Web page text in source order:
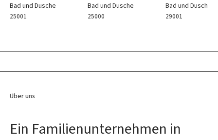
Bad und Dusche
25001
Bad und Dusche
25000
Bad und Dusche
29001
Über uns
Ein Familienunternehmen in